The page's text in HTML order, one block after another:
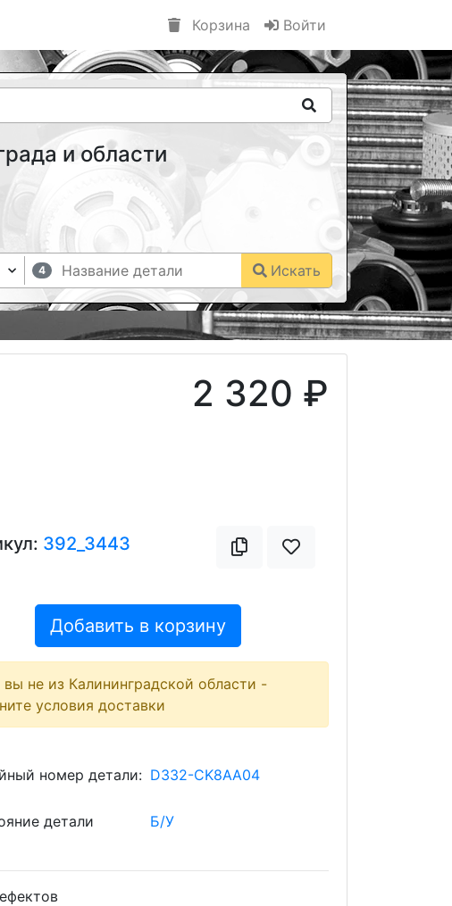
Корзина Войти
и области
4 Искать
2 320 ₽
392_3443
Добавить в корзину
вы не из Калининградской области -
условия доставки
номер детали: D332-CK8AA04
детали Б/У